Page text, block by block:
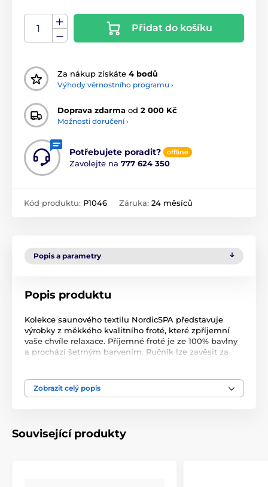
Přidat do košíku
Za nákup získáte 4 bodů
Výhody věrnostního programu ›
Doprava zdarma od 2 000 Kč
Možnosti doručení ›
Potřebujete poradit? offline
Zavolejte na 777 624 350
Kód produktu: P1046 Záruka: 24 měsíců
Popis a parametry
Popis produktu
Kolekce saunového textilu NordicSPA představuje
výrobky z měkkého kvalitního froté, které zpříjemní
vaše chvíle relaxace. Příjemné froté je ze 100% bavlny
a prochází šetrným barvením. Ručník lze zavěsit za
Počáteční uvolňování drobných vláken není na
závadu. Ručník lze prát na 50°C. Rozměry: 50x100 cm
Produkt je zařazen v kategoriích
Zobrazit celý popis
Související produkty